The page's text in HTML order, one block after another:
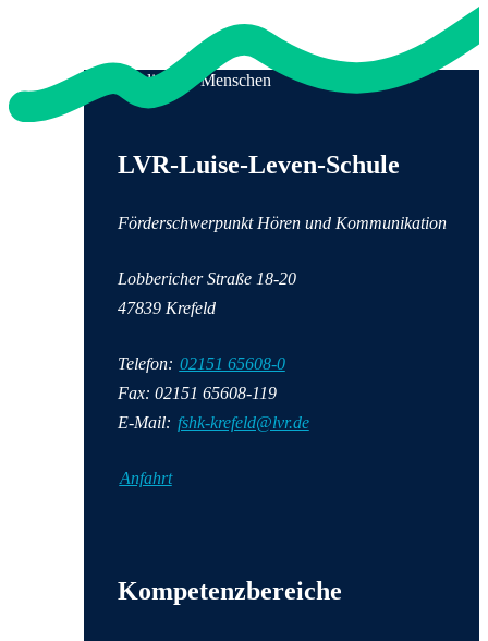
Qualität für Menschen
LVR-Luise-Leven-Schule
Förderschwerpunkt Hören und Kommunikation
Lobbericher Straße 18-20
47839 Krefeld
Telefon: 02151 65608-0
Fax: 02151 65608-119
E-Mail: fshk-krefeld@lvr.de
Anfahrt
Kompetenzbereiche